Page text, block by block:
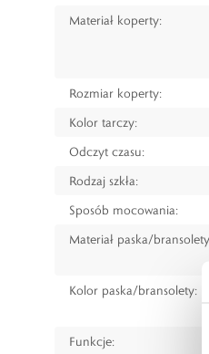
Materiał koperty:
Rozmiar koperty:
Kolor tarczy:
Odczyt czasu:
Rodzaj szkła:
Sposób mocowania:
Materiał paska/
Kolor paska/bransolety:
Funkcje: